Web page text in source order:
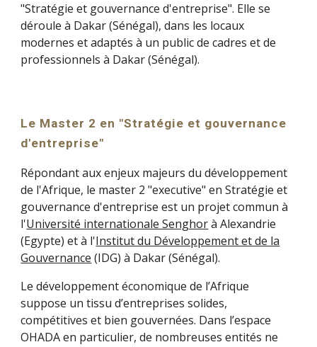
"Stratégie et gouvernance d'entreprise". Elle se
déroule à Dakar (Sénégal), dans les locaux
modernes et adaptés à un public de cadres et de
professionnels à Dakar (Sénégal).
Le Master 2 en "Stratégie et gouvernance
d'entreprise"
Répondant aux enjeux majeurs du développement
de l'Afrique, le master 2 "executive"en Stratégie et
gouvernance d'entreprise est un projet commun à
l'Université internationale Senghorà Alexandrie
(Egypte) et à l'Institut du Développement et de la
Gouvernance (IDG) à Dakar (Sénégal).
Le développement économique de l’Afrique
suppose un tissu d’entreprises solides,
compétitives et bien gouvernées. Dans l’espace
OHADA en particulier, de nombreuses entités ne